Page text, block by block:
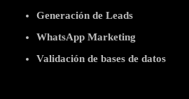
Generación de Leads
WhatsApp Marketing
Validación de bases de datos